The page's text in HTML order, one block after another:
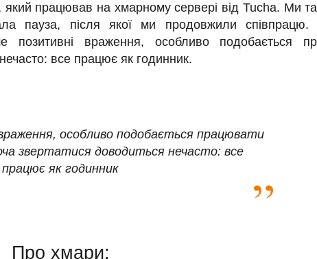
який працював на хмарному сервері від Tucha. Ми
пауза, після якої ми продовжили
враження, особливо подобається
все працює як годинник.
особливо подобається працювати
звертатися доводиться нечасто: все
працює як годинник
Про хмари: